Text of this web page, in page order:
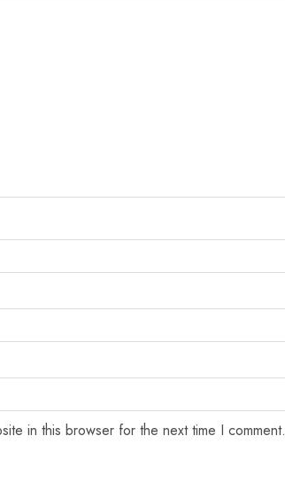
in this browser for the next time I comment.